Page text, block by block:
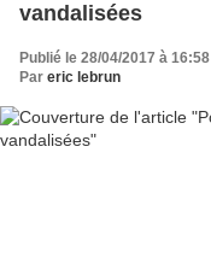
vandalisées
Publié le 28/04/2017 à 16:58
Par eric lebrun